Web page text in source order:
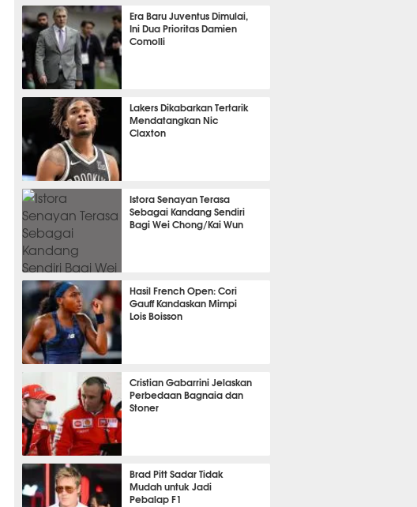
Era Baru Juventus Dimulai,
Ini Dua Prioritas Damien
Comolli
SEPAK BOLA
Lakers Dikabarkan Tertarik
Mendatangkan Nic
Claxton
BASKET
Istora Senayan Terasa
Sebagai Kandang Sendiri
Bagi Wei Chong/Kai Wun
BADMINTON
Hasil French Open: Cori
Gauff Kandaskan Mimpi
Lois Boisson
Cristian Gabarrini Jelaskan
Perbedaan Bagnaia dan
Stoner
MOTOGP
Brad Pitt Sadar Tidak
Mudah untuk Jadi
Pebalap F1